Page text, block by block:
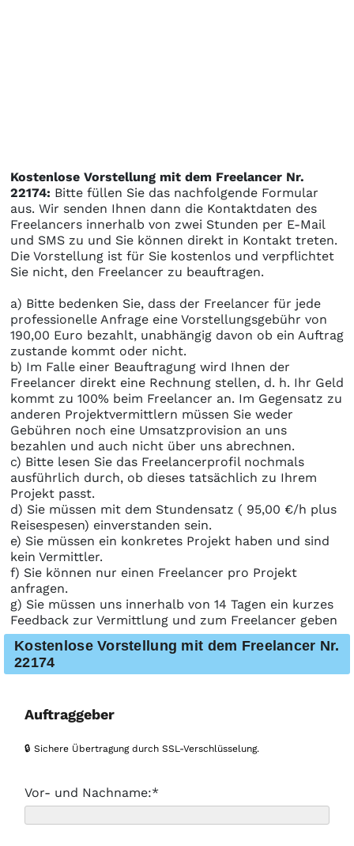
Kostenlose Vorstellung mit dem Freelancer Nr.
22174: Bitte füllen Sie das nachfolgende Formular
aus. Wir senden Ihnen dann die Kontaktdaten des
Freelancers innerhalb von zwei Stunden per E-Mail
und SMS zu und Sie können direkt in Kontakt treten.
Die Vorstellung ist für Sie kostenlos und verpflichtet
Sie nicht, den Freelancer zu beauftragen.
a) Bitte bedenken Sie, dass der Freelancer für jede
professionelle Anfrage eine Vorstellungsgebühr von
190,00 Euro bezahlt, unabhängig davon ob ein Auftrag
zustande kommt oder nicht.
b) Im Falle einer Beauftragung wird Ihnen der
Freelancer direkt eine Rechnung stellen, d. h. Ihr Geld
kommt zu 100% beim Freelancer an. Im Gegensatz zu
anderen Projektvermittlern müssen Sie weder
Gebühren noch eine Umsatzprovision an uns
bezahlen und auch nicht über uns abrechnen.
c) Bitte lesen Sie das Freelancerprofil nochmals
ausführlich durch, ob dieses tatsächlich zu Ihrem
Projekt passt.
d) Sie müssen mit dem Stundensatz ( 95,00 €/h plus
Reisespesen) einverstanden sein.
e) Sie müssen ein konkretes Projekt haben und sind
kein Vermittler.
f) Sie können nur einen Freelancer pro Projekt
anfragen.
g) Sie müssen uns innerhalb von 14 Tagen ein kurzes
Feedback zur Vermittlung und zum Freelancer geben
Kostenlose Vorstellung mit dem Freelancer Nr.
22174
Auftraggeber
🔒 Sichere Übertragung durch SSL-Verschlüsselung.
Vor- und Nachname:*